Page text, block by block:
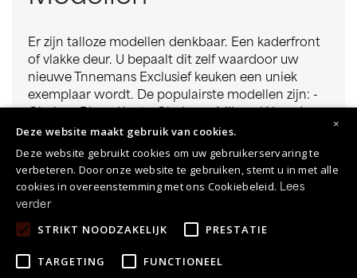
Er zijn talloze modellen denkbaar. Een kaderfront
of vlakke deur. U bepaalt dit zelf waardoor uw
nieuwe Tnnemans Exclusief keuken een uniek
exemplaar wordt. De populairste modellen zijn: -
Manchester - Worchester - Preston
Kleurenpallet
Niet alleen het materiaal of de gekozen
lakuitvoering maar ook de kleur bepaalt u
helemaal zelf.
×
Deze website maakt gebruik van cookies.
Deze website gebruikt cookies om uw gebruikerservaring te
verbeteren. Door onze website te gebruiken, stemt u in met alle
cookies in overeenstemming met ons Cookiebeleid. Lees
verder
STRIKT NOODZAKELIJK PRESTATIE
TARGETING
FUNCTIONEEL